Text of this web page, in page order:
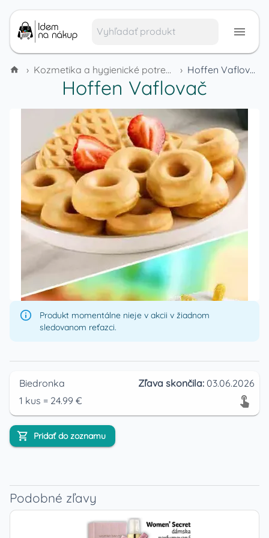
› Kozmetika a hygienické potreby › Hoffen Vaflovač
Hoffen Vaflovač
Produkt momentálne nieje v akcii v žiadnom
sledovanom reťazci.
Biedronka Zľava skončila: 03.06.2026
1 kus = 24.99 €
Pridať do zoznamu
Podobné zľavy